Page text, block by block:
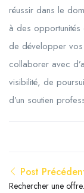
réussir dans le
à des
de développer
collaborer avec
visibilité, de
d’un soutien
Post
Rechercher une offre